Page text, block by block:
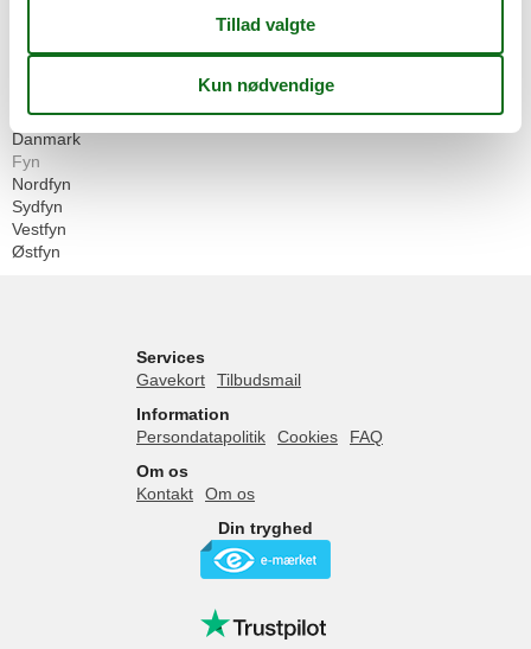
Alle
Danmark
Fyn
Nordfyn
Sydfyn
Vestfyn
Østfyn
Services
Gavekort
Tilbudsmail
Information
Persondatapolitik
Cookies
FAQ
Om os
Kontakt
Om os
Din tryghed